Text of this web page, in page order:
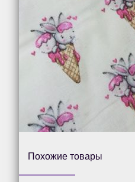
Похожие товары